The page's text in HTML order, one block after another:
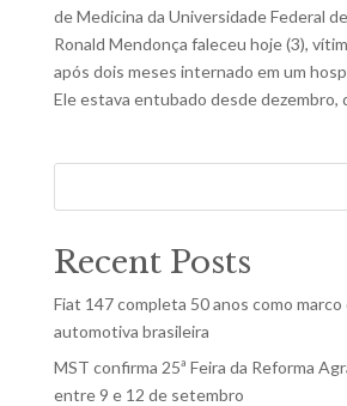
de Medicina da Universidade Federal
Ronald Mendonça faleceu hoje (3),
após dois meses internado em um
Ele estava entubado desde dezembro,
Recent Posts
Fiat 147 completa 50 anos como
automotiva brasileira
MST confirma 25ª Feira da Reforma
entre 9 e 12 de setembro